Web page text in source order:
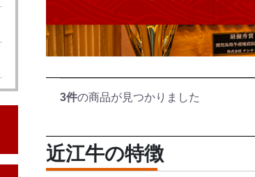
3件の商品が見つかりました
近江牛の特徴